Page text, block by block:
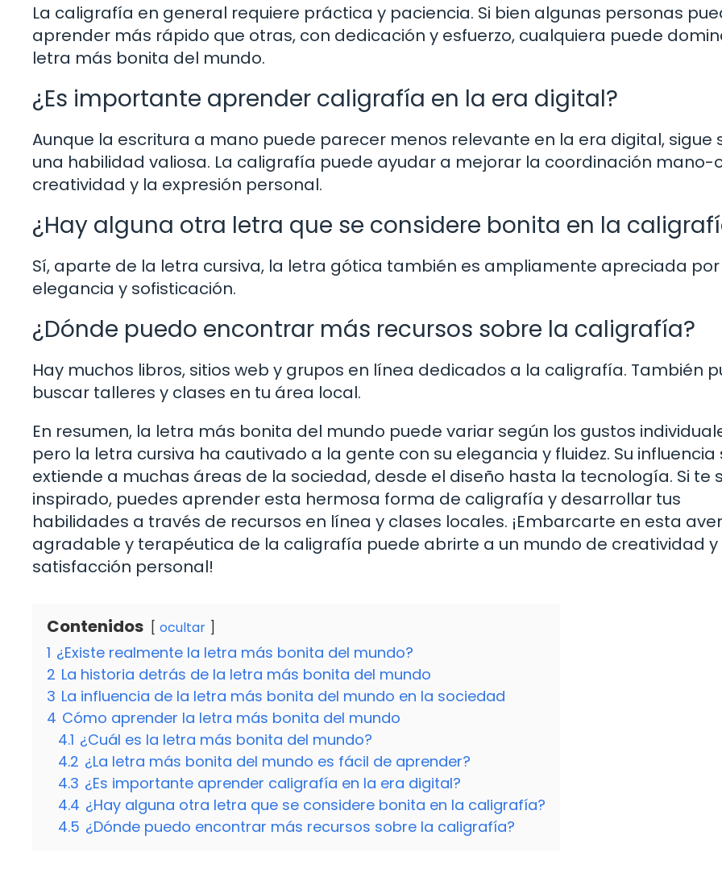
La caligrafía en general requiere práctica y paciencia. Si bien algunas personas
aprender más rápido que otras, con dedicación y esfuerzo, cualquiera puede
letra más bonita del mundo.
¿Es importante aprender caligrafía en la era digital?
Aunque la escritura a mano puede parecer menos relevante en la era digital, sigue
una habilidad valiosa. La caligrafía puede ayudar a mejorar la coordinación mano-
creatividad y la expresión personal.
¿Hay alguna otra letra que se considere bonita en la
Sí, aparte de la letra cursiva, la letra gótica también es ampliamente apreciada por
elegancia y sofisticación.
¿Dónde puedo encontrar más recursos sobre la caligrafía?
Hay muchos libros, sitios web y grupos en línea dedicados a la caligrafía. También
buscar talleres y clases en tu área local.
En resumen, la letra más bonita del mundo puede variar según los gustos
pero la letra cursiva ha cautivado a la gente con su elegancia y fluidez. Su influencia
extiende a muchas áreas de la sociedad, desde el diseño hasta la tecnología. Si te
inspirado, puedes aprender esta hermosa forma de caligrafía y desarrollar tus
habilidades a través de recursos en línea y clases locales. ¡Embarcarte en esta
agradable y terapéutica de la caligrafía puede abrirte a un mundo de creatividad y
satisfacción personal!
Contenidos ocultar
1 ¿Existe realmente la letra más bonita del mundo?
2 La historia detrás de la letra más bonita del mundo
3 La influencia de la letra más bonita del mundo en la sociedad
4 Cómo aprender la letra más bonita del mundo
4.1 ¿Cuál es la letra más bonita del mundo?
4.2 ¿La letra más bonita del mundo es fácil de aprender?
4.3 ¿Es importante aprender caligrafía en la era digital?
4.4 ¿Hay alguna otra letra que se considere bonita en la caligrafía?
4.5 ¿Dónde puedo encontrar más recursos sobre la caligrafía?